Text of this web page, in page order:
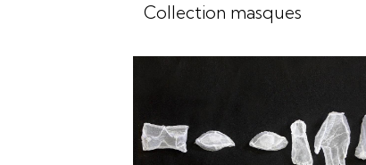
Collection masques